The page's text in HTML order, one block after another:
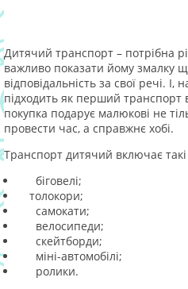
Дитячий транспорт – потрібна
важливо показати йому змалку
відповідальність за свої речі.
підходить як перший
покупка подарує малюкові не
провести час, а справжнє хобі.
Транспорт дитячий включає такі
біговелі;
толокори;
самокати;
велосипеди;
скейтборди;
міні-автомобілі;
ролики.